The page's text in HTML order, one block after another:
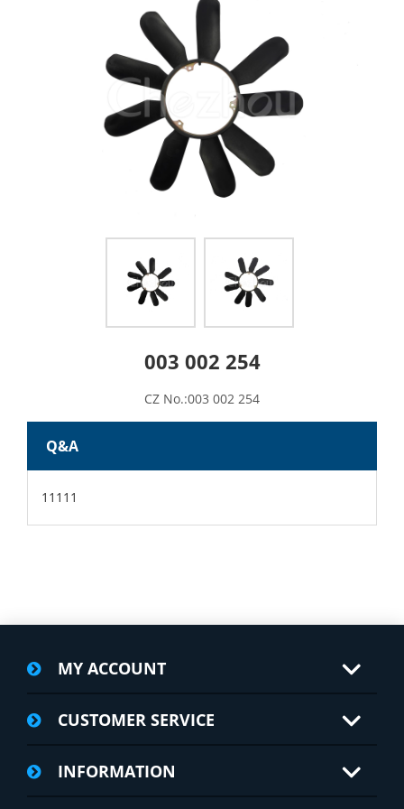
003 002 254
CZ No.:003 002 254
Q&A
11111
MY ACCOUNT
CUSTOMER SERVICE
INFORMATION